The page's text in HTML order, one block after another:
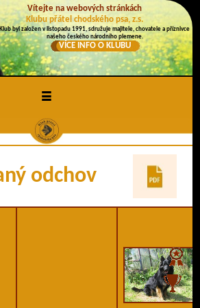
Vítejte na webových stránkách
Klubu přátel chodského psa, z.s.
Klub byl založen v listopadu 1991, sdružuje majitele, chovatele a příznivce
našeho českého národního plemene.
VÍCE INFO O KLUBU
≡
odchov